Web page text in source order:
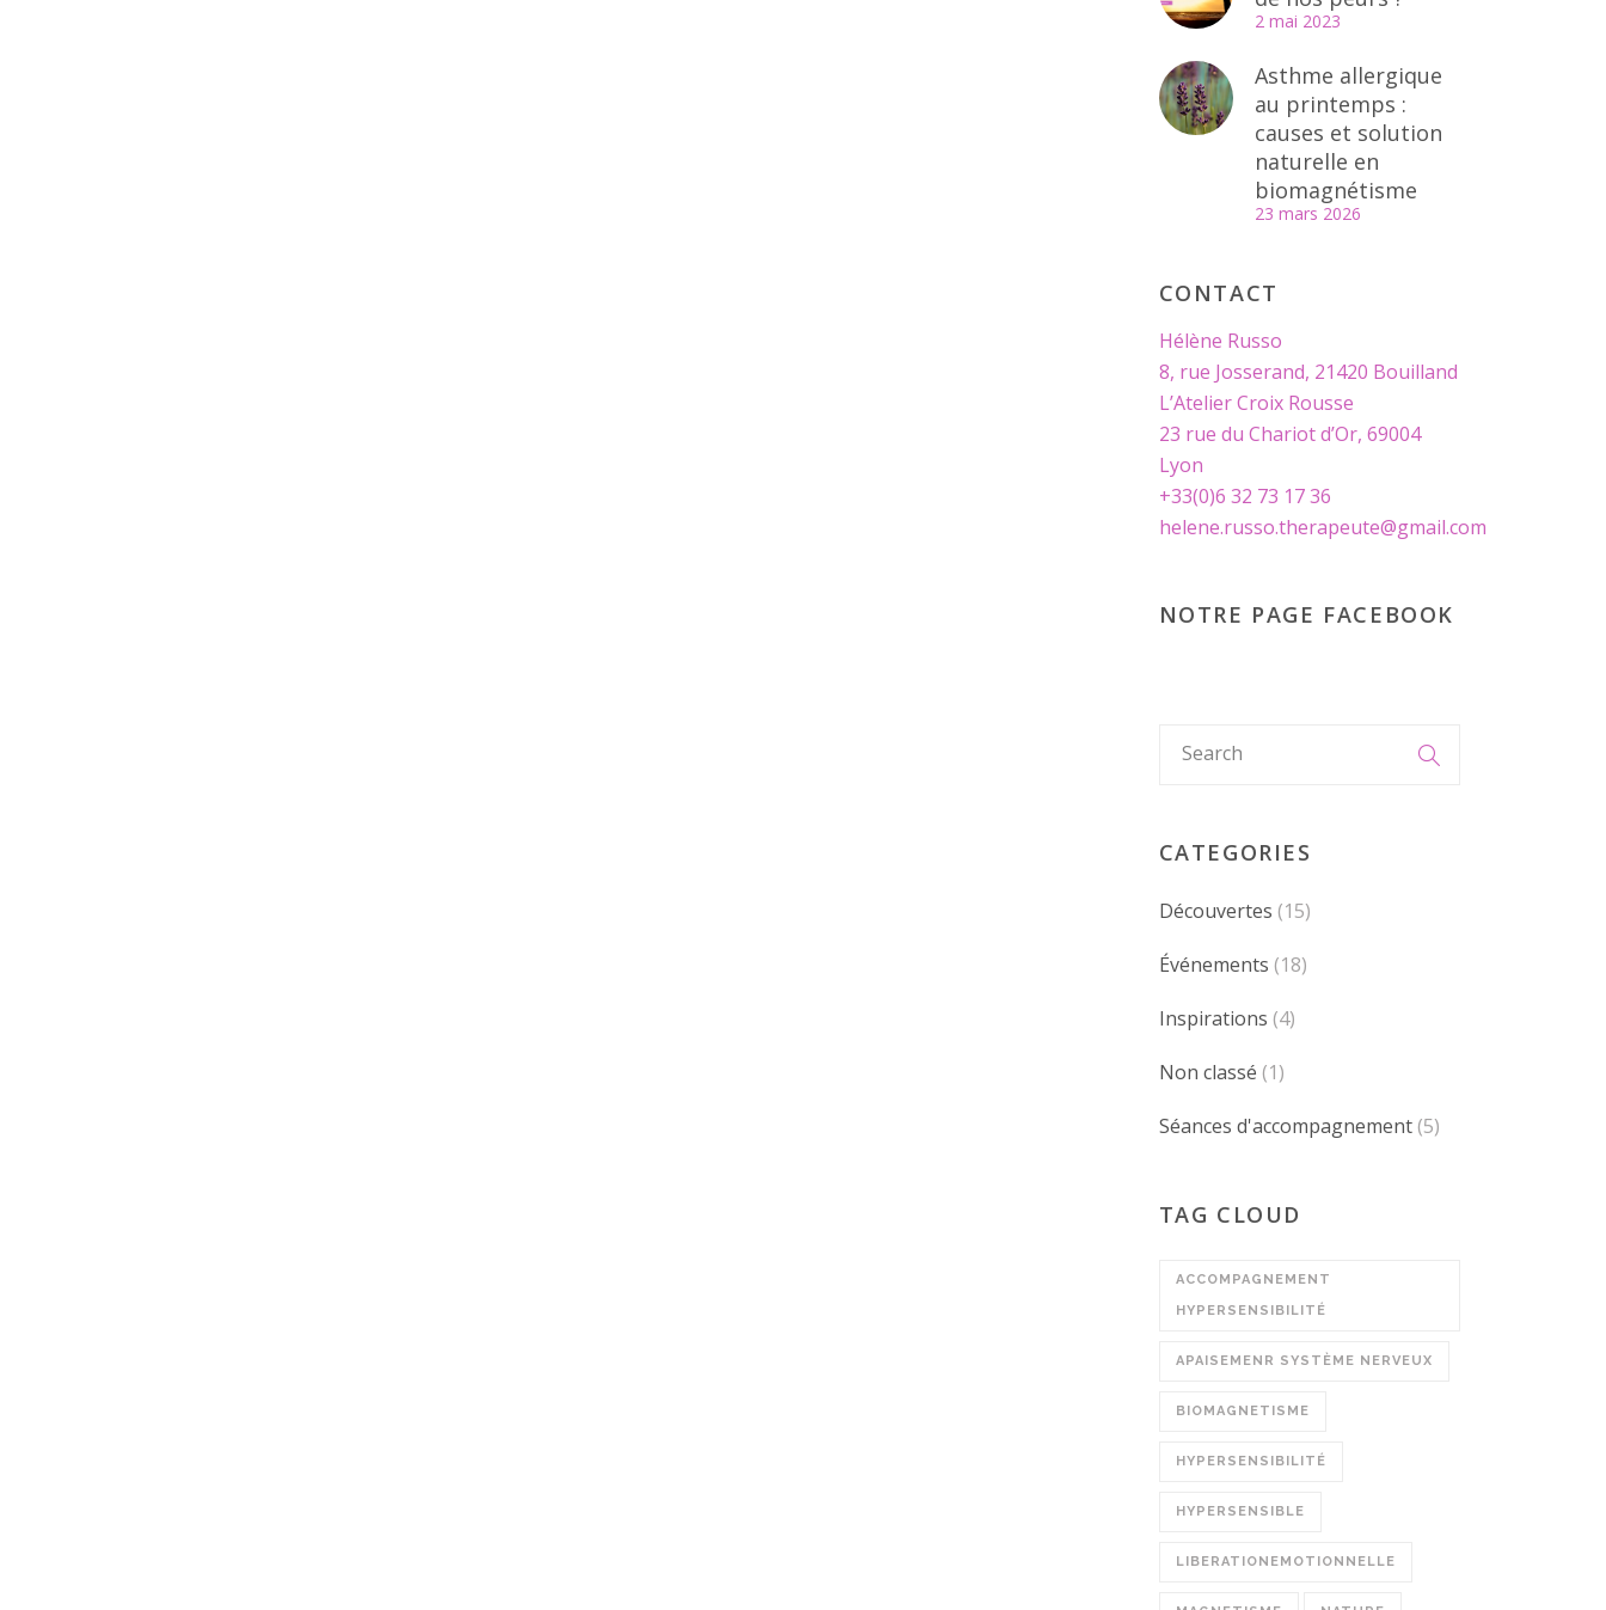
2 mai 2023
Asthme allergique
au printemps :
causes et solution
naturelle en
biomagnétisme
23 mars 2026
CONTACT
Hélène Russo
8, rue Josserand, 21420 Bouilland
L’Atelier Croix Rousse
23 rue du Chariot d’Or, 69004
Lyon
+33(0)6 32 73 17 36
helene.russo.therapeute@gmail.com
NOTRE PAGE FACEBOOK
CATEGORIES
Découvertes (15)
Événements (18)
Inspirations (4)
Non classé (1)
Séances d'accompagnement(5)
TAG CLOUD
ACCOMPAGNEMENT
HYPERSENSIBILITÉ
APAISEMENR SYSTÈME NERVEUX
BIOMAGNETISME
HYPERSENSIBILITÉ
HYPERSENSIBLE
LIBERATIONEMOTIONNELLE